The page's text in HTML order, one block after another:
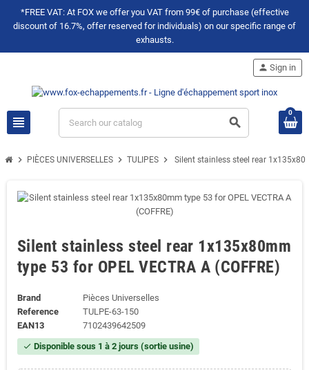
*FREE VAT: At FOX we offer you VAT from 99€ of purchase (effective
discount of 16.7%, offer reserved for individuals) on our specific range of
exhausts.
view_headline search
person Sign in
0
chevron_right PIÈCES UNIVERSELLES chevron_right TULIPES chevron_right Silent stainless steel rear
Silent stainless steel rear 1x135x80mm
type 53 for OPEL VECTRA A (COFFRE)
Brand
Pièces Universelles
Reference
TULPE-63-150
EAN13
7102439642509
check Disponible sous 1 à 2 jours (sortie usine)